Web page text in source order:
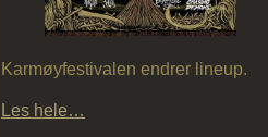
Karmøyfestivalen endrer lineup.
Les hele…